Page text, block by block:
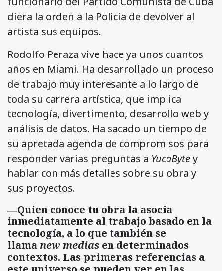
diera la orden a la Policía de devolver al
artista sus equipos.
Rodolfo Peraza vive hace ya unos cuantos
años en Miami. Ha desarrollado un proceso
de trabajo muy interesante a lo largo de
toda su carrera artística, que implica
tecnología, divertimento, desarrollo web y
análisis de datos. Ha sacado un tiempo de
su apretada agenda de compromisos para
responder varias preguntas a YucaBytey
hablar con más detalles sobre su obra y
sus proyectos.
―Quien conoce tu obra la asocia
inmediatamente al trabajo basado en la
tecnología, a lo que también se
llamanew medias en determinados
contextos. Las primeras referencias a